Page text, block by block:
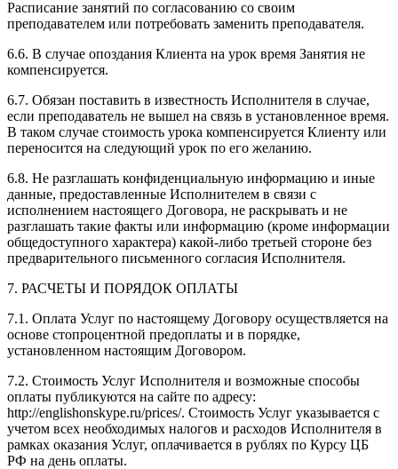
Расписание занятий по согласованию со своим
преподавателем или потребовать заменить преподавателя.
6.6. В случае опоздания Клиента на урок время Занятия не
компенсируется.
6.7. Обязан поставить в известность Исполнителя в случае,
если преподаватель не вышел на связь в установленное время.
В таком случае стоимость урока компенсируется Клиенту или
переносится на следующий урок по его желанию.
6.8. Не разглашать конфиденциальную информацию и иные
данные, предоставленные Исполнителем в связи с
исполнением настоящего Договора, не раскрывать и не
разглашать такие факты или информацию (кроме информации
общедоступного характера) какой-либо третьей стороне без
предварительного письменного согласия Исполнителя.
7. РАСЧЕТЫ И ПОРЯДОК ОПЛАТЫ
7.1. Оплата Услуг по настоящему Договору осуществляется на
основе стопроцентной предоплаты и в порядке,
установленном настоящим Договором.
7.2. Стоимость Услуг Исполнителя и возможные способы
оплаты публикуются на сайте по адресу:
http://englishonskype.ru/prices/. Стоимость Услуг указывается с
учетом всех необходимых налогов и расходов Исполнителя в
рамках оказания Услуг, оплачивается в рублях по Курсу ЦБ
РФ на день оплаты.